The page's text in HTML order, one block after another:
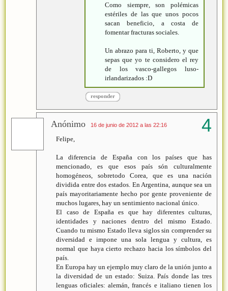
Como siempre, son polémicas
estériles de las que unos pocos
sacan beneficio, a costa de
fomentar fracturas sociales.
Un abrazo para ti, Roberto, y que
sepas que yo te considero el rey
de los vasco-gallegos luso-
irlandarizados :D
responder
Anónimo 16 de junio de 2012 a las 22:16
Felipe,
La diferencia de España con los países que has
mencionado, es que esos país són culturalmente
homogéneos, sobretodo Corea, que es una nación
dividida entre dos estados. En Argentina, aunque sea un
país mayoritariamente hecho por gente proveniente de
muchos lugares, hay un sentimiento nacional único.
El caso de España es que hay diferentes culturas,
identidades y naciones dentro del mismo Estado.
Cuando tu mismo Estado lleva siglos sin comprender su
diversidad e impone una sola lengua y cultura, es
normal que haya cierto rechazo hacia los símbolos del
país.
En Europa hay un ejemplo muy claro de la unión junto a
la diversidad de un estado: Suiza. País donde las tres
lenguas oficiales: alemán, francés e italiano tienen los